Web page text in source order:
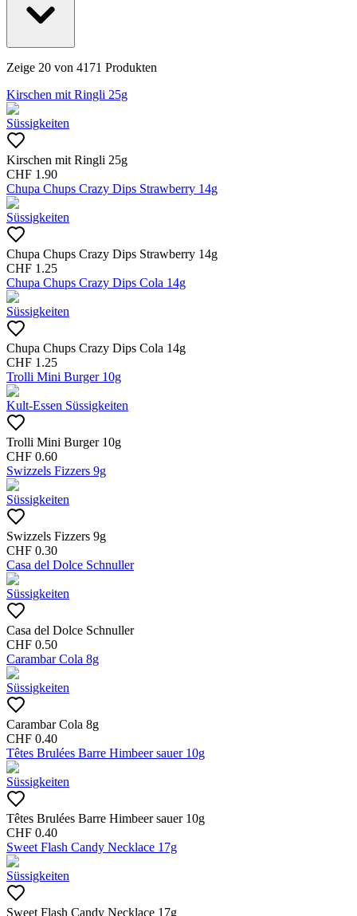
Zeige 20 von 4171 Produkten
Kirschen mit Ringli 25g
Süssigkeiten
Kirschen mit Ringli 25g
CHF 1.90
Chupa Chups Crazy Dips Strawberry 14g
Süssigkeiten
Chupa Chups Crazy Dips Strawberry 14g
CHF 1.25
Chupa Chups Crazy Dips Cola 14g
Süssigkeiten
Chupa Chups Crazy Dips Cola 14g
CHF 1.25
Trolli Mini Burger 10g
Kult-Essen Süssigkeiten
Trolli Mini Burger 10g
CHF 0.60
Swizzels Fizzers 9g
Süssigkeiten
Swizzels Fizzers 9g
CHF 0.30
Casa del Dolce Schnuller
Süssigkeiten
Casa del Dolce Schnuller
CHF 0.50
Carambar Cola 8g
Süssigkeiten
Carambar Cola 8g
CHF 0.40
Têtes Brulées Barre Himbeer sauer 10g
Süssigkeiten
Têtes Brulées Barre Himbeer sauer 10g
CHF 0.40
Sweet Flash Candy Necklace 17g
Süssigkeiten
Sweet Flash Candy Necklace 17g